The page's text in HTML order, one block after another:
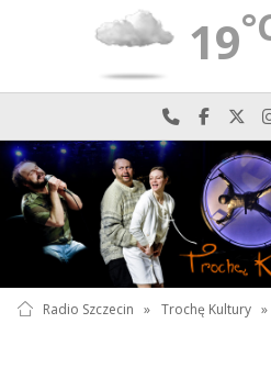
19
Najlepiej
Radio Szczecin » Trochę Kultury »